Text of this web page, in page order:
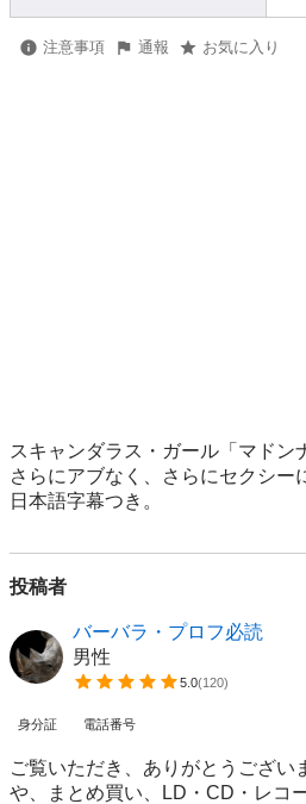
注意事項 通報 お気に入り
スキャンダラス・ガール「マドン
さらにアブなく、さらにセクシー
日本語字幕つき。
投稿者
バーバラ・プロフ必読
男性
5.0(120)
身分証 電話番号
ご覧いただき、ありがとうござい
や、まとめ買い、LD・CD・レコ